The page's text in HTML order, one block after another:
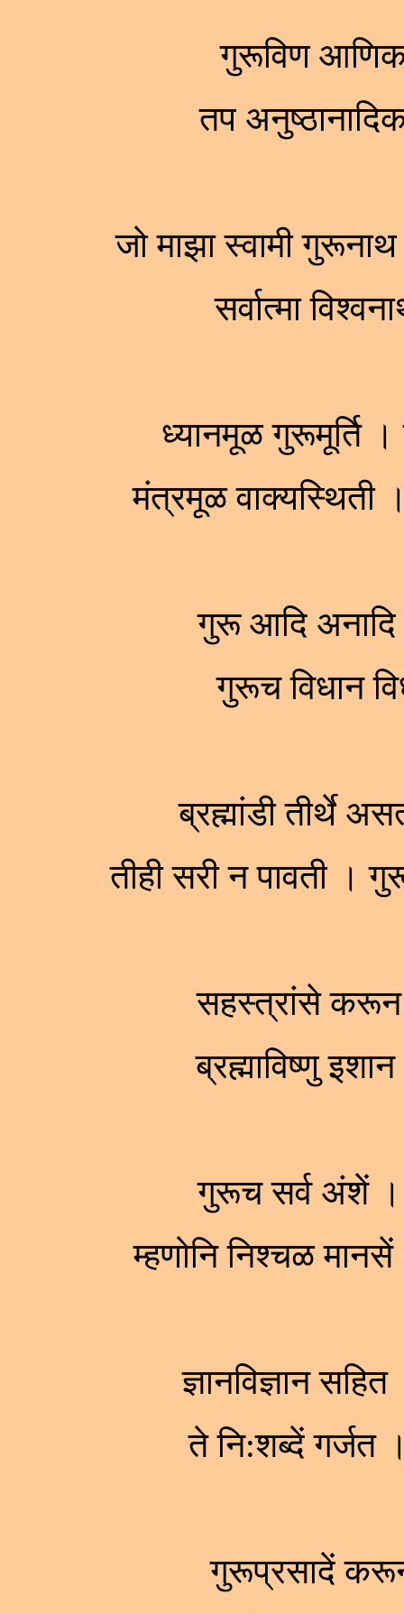
गुरूविण
तप
जो माझा स्वामी
सर्वात्मा
ध्यानमूळ गुरूमूर्ति
मंत्रमूळ
गुरू आदि अनादि
गुरूच विधान
ब्रह्मांडी तीर्थे
तीही सरी न पावती
सहस्त्रांसे करून
ब्रह्माविष्णु
गुरूच सर्व अंशें ।
म्हणोनि निश्चळ
ज्ञानविज्ञान
ते नि:शब्दें
गुरूप्रसादें